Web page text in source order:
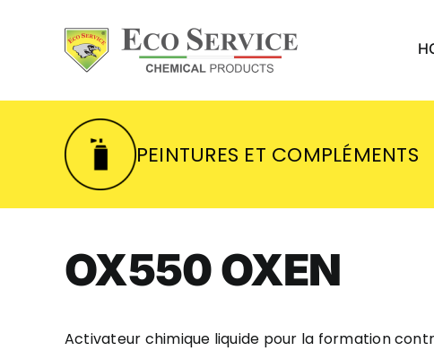
PEINTURES ET COMPLÉMENTS
OX550 OXEN
Activateur chimique liquide pour la formation